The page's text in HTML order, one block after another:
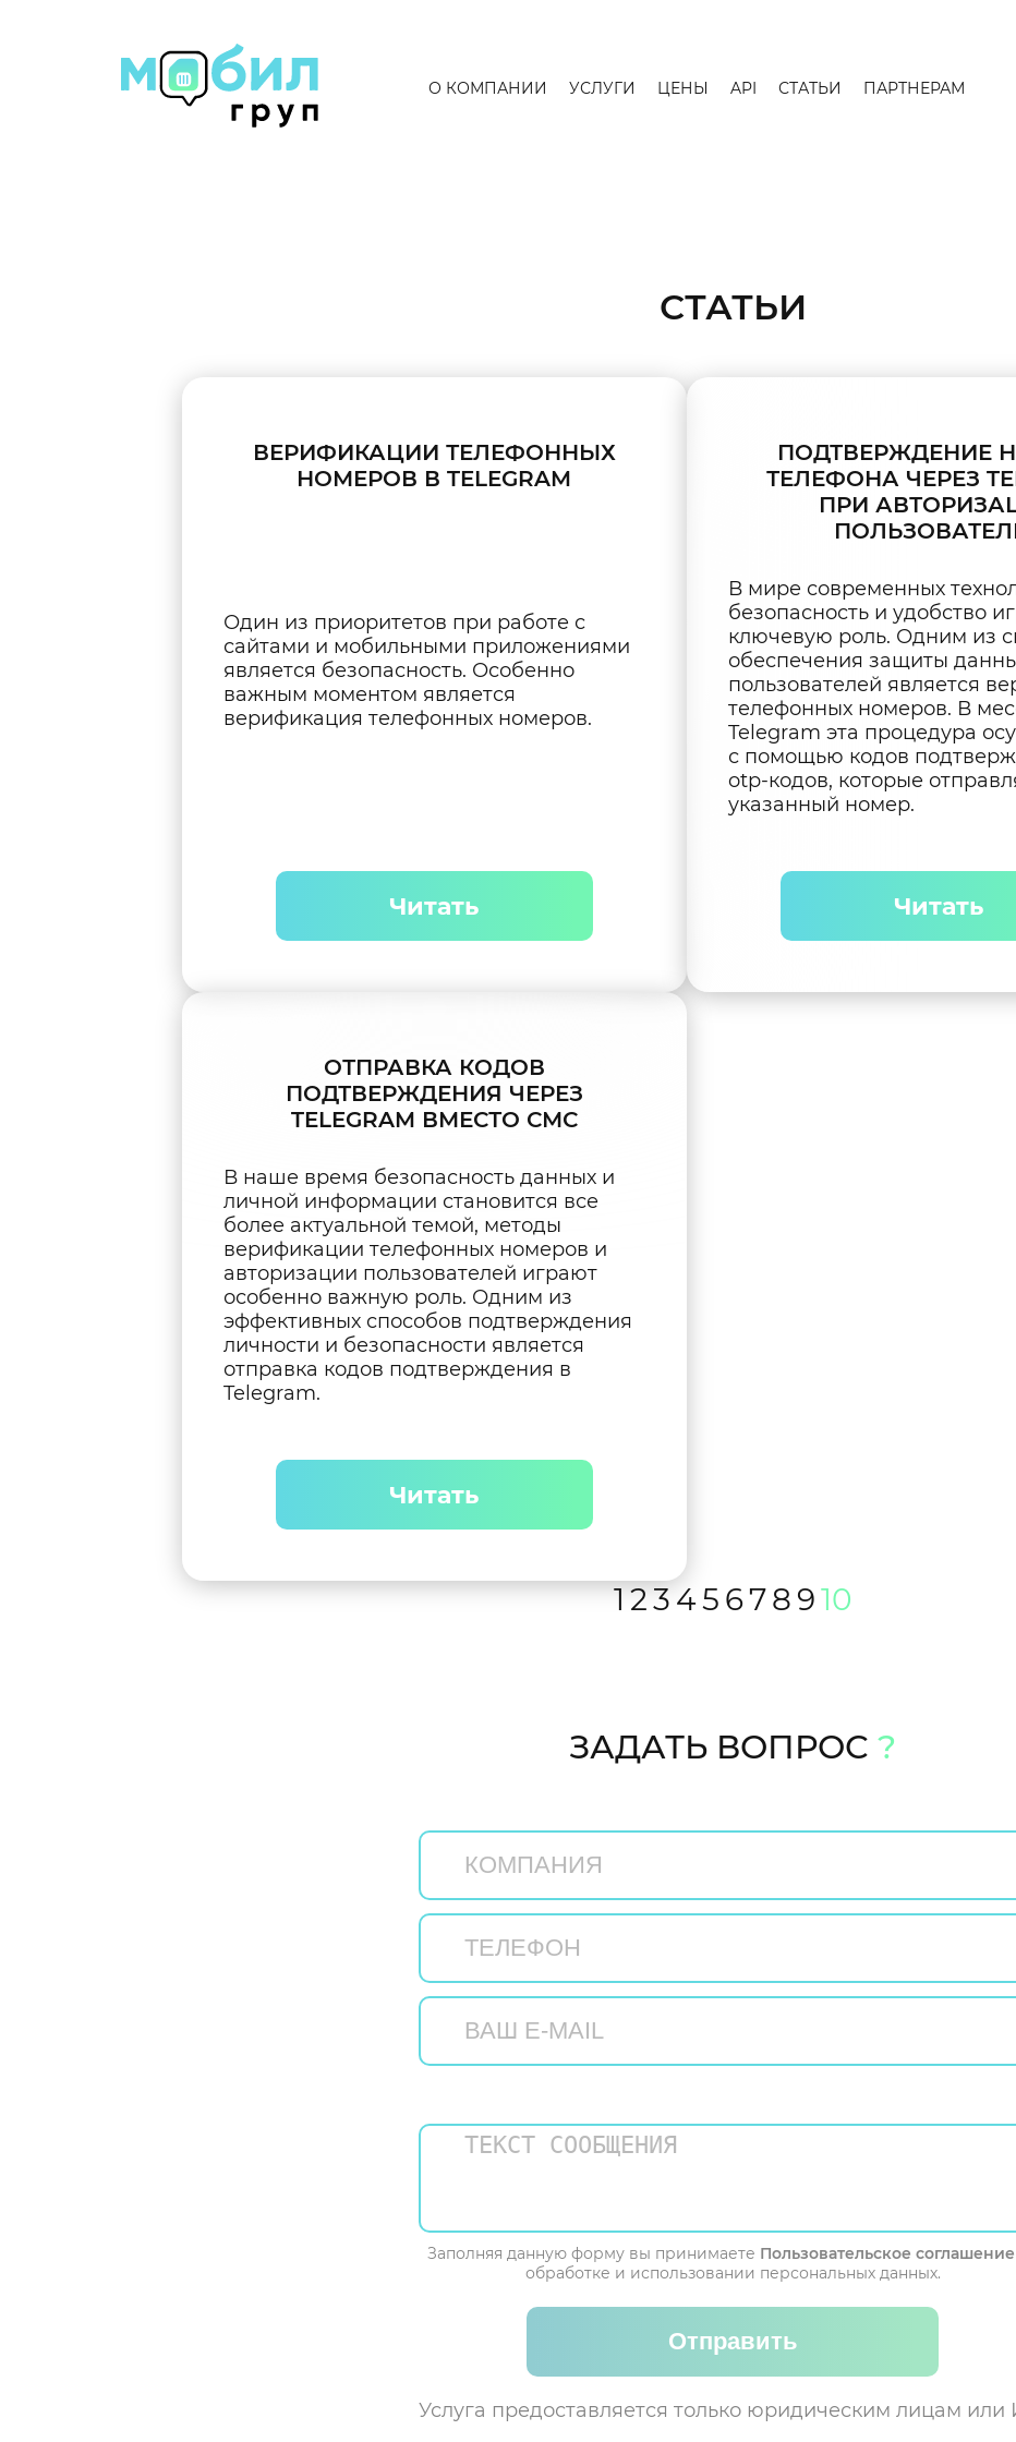
О КОМПАНИИ УСЛУГИ ЦЕНЫ API СТАТЬИ ПАРТНЕРАМ
СТАТЬИ
ВЕРИФИКАЦИИ ТЕЛЕФОННЫХ
НОМЕРОВ В TELEGRAM
Один из приоритетов при работе с
сайтами и мобильными приложениями
является безопасность. Особенно
важным моментом является
верификация телефонных номеров.
Читать
ПОДТВЕРЖДЕНИЕ
ТЕЛЕФОНА ЧЕРЕЗ
ПРИ
В мире современных
безопасность и удобство
ключевую роль. Одним из
обеспечения защиты
пользователей является
телефонных номеров. В
Telegram эта процедура
с помощью кодов
otp-кодов, которые
указанный номер.
Читать
ОТПРАВКА КОДОВ
ПОДТВЕРЖДЕНИЯ ЧЕРЕЗ
TELEGRAM ВМЕСТО СМС
В наше время безопасность данных и
личной информации становится все
более актуальной темой, методы
верификации телефонных номеров и
авторизации пользователей играют
особенно важную роль. Одним из
эффективных способов подтверждения
личности и безопасности является
отправка кодов подтверждения в
Telegram.
Читать
123 45 678 910
ЗАДАТЬ ВОПРОС ?
Заполняя данную форму вы принимаете Пользовательское соглашение
обработке и использовании персональных данных.
Отправить
Услуга предоставляется только юридическим лицам или